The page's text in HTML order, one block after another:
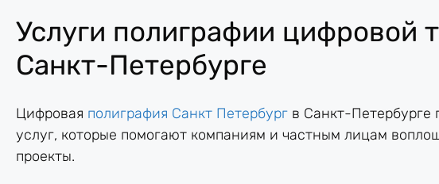
Услуги полиграфии цифровой
Санкт-Петербурге
Цифровая полиграфия Санкт Петербург в Санкт-Петербурге
услуг, которые помогают компаниям и частным лицам
проекты.